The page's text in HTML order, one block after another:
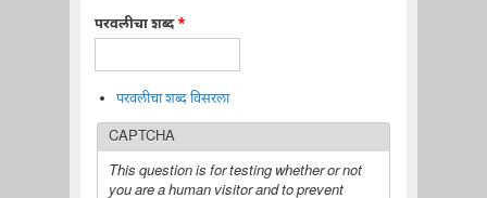
परवलीचा शब्द*
परवलीचा शब्द विसरला
CAPTCHA
This question is for testing whether or not
you are a human visitor and to prevent